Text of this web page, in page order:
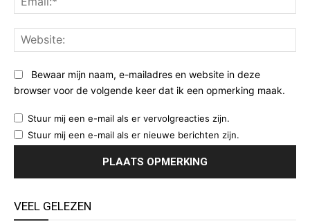
Bewaar mijn naam, e-mailadres en website in deze
browser voor de volgende keer dat ik een opmerking maak.
Stuur mij een e-mail als er vervolgreacties zijn.
Stuur mij een e-mail als er nieuwe berichten zijn.
VEEL GELEZEN